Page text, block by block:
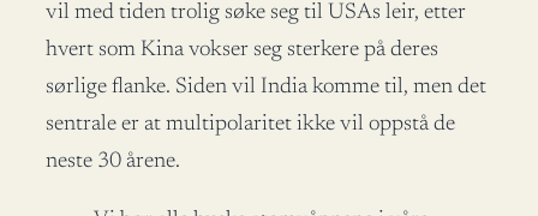
vil med tiden trolig søke seg til USAs leir, etter
hvert som Kina vokser seg sterkere på deres
sørlige flanke. Siden vil India komme til, men det
sentrale er at multipolaritet ikke vil oppstå de
neste 30 årene.